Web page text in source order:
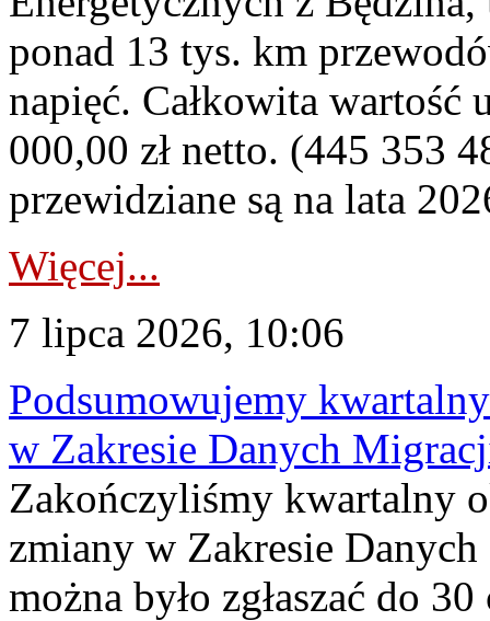
ponad 13 tys. km
napięć. Całkowita
000,00 zł netto. (445 353
przewidziane są na lata
Więcej...
7 lipca 2026, 10:06
Podsumowujemy
w Zakresie Danych
Zakończyliśmy kwartalny
zmiany w Zakresie
można było zgłaszać do